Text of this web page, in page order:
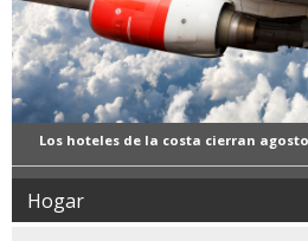
Los hoteles de la costa cierran
Hogar